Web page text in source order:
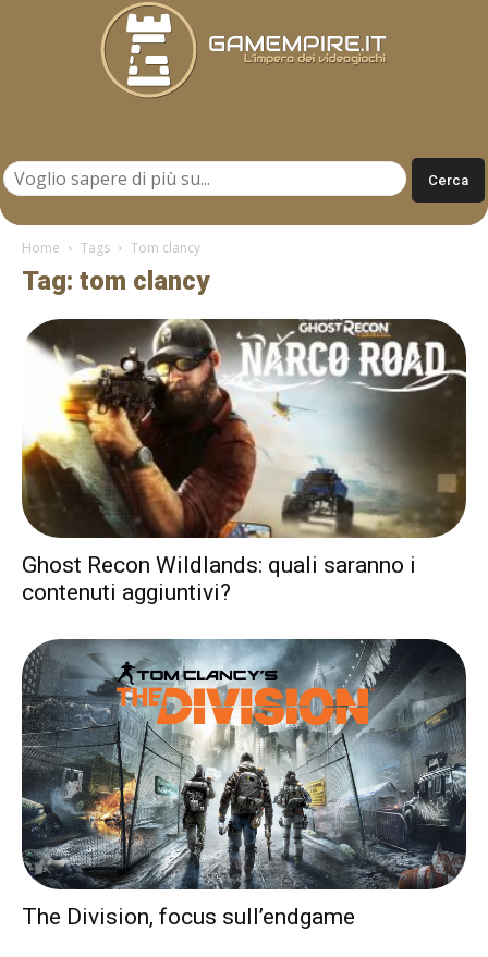
Home Tags Tom clancy
Tag: tom clancy
Ghost Recon Wildlands: quali saranno i
contenuti aggiuntivi?
The Division, focus sull’endgame